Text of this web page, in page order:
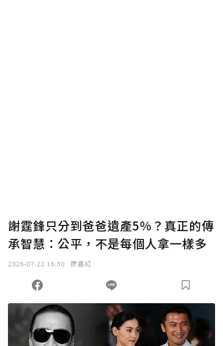
謝霆鋒只分到爸爸遺產5%？真正的傳
承智慧：公平，不是每個人拿一樣多
2026-07-22 16:30 廖嘉紅